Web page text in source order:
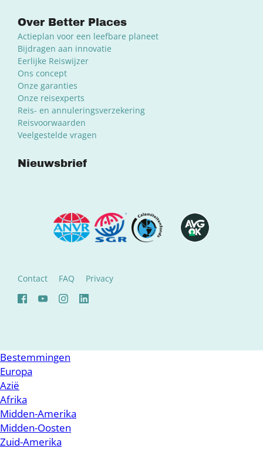
Over Better Places
Actieplan voor een leefbare planeet
Bijdragen aan innovatie
Eerlijke Reiswijzer
Ons concept
Onze garanties
Onze reisexperts
Reis- en annuleringsverzekering
Reisvoorwaarden
Veelgestelde vragen
Nieuwsbrief
Contact FAQ Privacy
Bestemmingen
Europa
Azië
Afrika
Midden-Amerika
Midden-Oosten
Zuid-Amerika